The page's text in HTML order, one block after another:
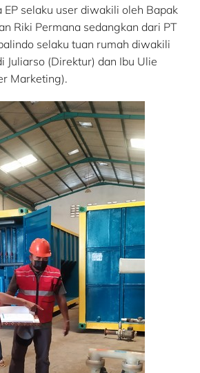
EP selaku user diwakili oleh Bapak
Riki Permana sedangkan dari PT
selaku tuan rumah diwakili
Juliarso (Direktur) dan Ibu Ulie
Marketing).